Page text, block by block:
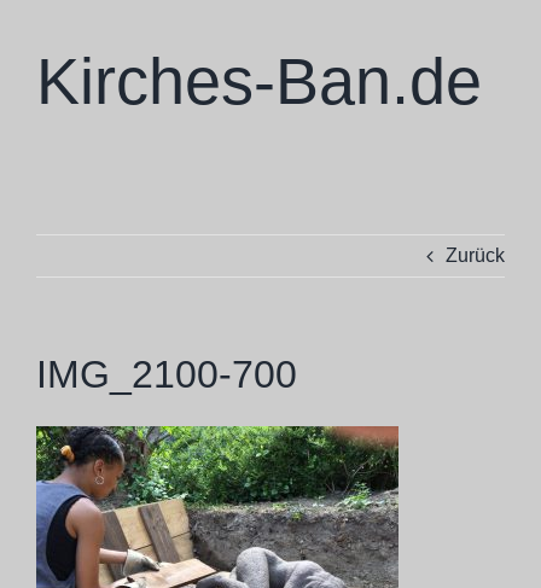
springenKirches-Ban.de
Projekte
Ba Cologne
Philosophie
Zurück
IMG_2100-700